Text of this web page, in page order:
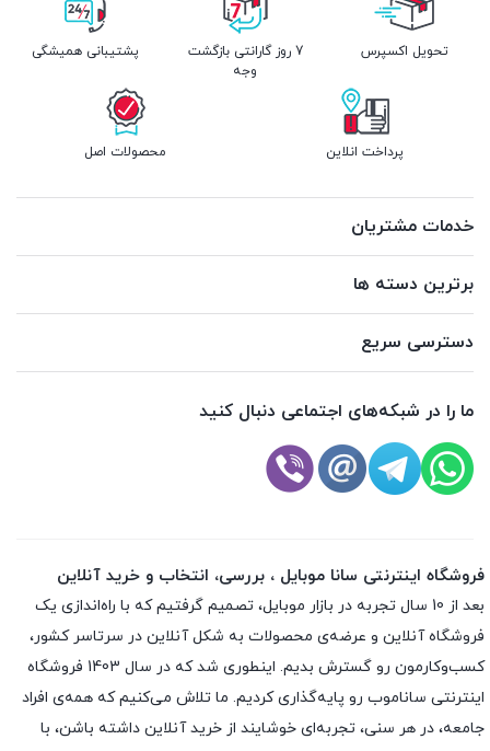
تحویل اکسپرس
7 روز گارانتی بازگشت
وجه
پشتیبانی همیشگی
پرداخت انلاین محصولات اصل
خدمات مشتریان
برترین دسته ها
دسترسی سریع
ما را در شبکه‌های اجتماعی دنبال کنید
فروشگاه اینترنتی سانا موبایل ، بررسی، انتخاب و خرید آنلاین
بعد از 10 سال تجربه در بازار موبایل، تصمیم گرفتیم که با راه‌اندازی یک
فروشگاه آنلاین و عرضه‌ی محصولات به شکل آنلاین در سرتاسر کشور،
کسب‌وکارمون رو گسترش بدیم. اینطوری شد که در سال 1403 فروشگاه
اینترنتی ساناموب رو پایه‌گذاری کردیم. ما تلاش می‌کنیم که همه‌ی افراد
جامعه، در هر سنی، تجربه‌ای خوشایند از خرید آنلاین داشته باشن، با